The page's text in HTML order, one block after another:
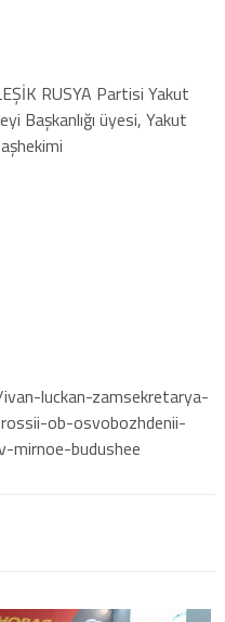
RUSYA Partisi Yakut
Başkanlığı üyesi, Yakut
luckan-zamsekretarya-
ob-osvobozhdenii-
mirnoe-budushee